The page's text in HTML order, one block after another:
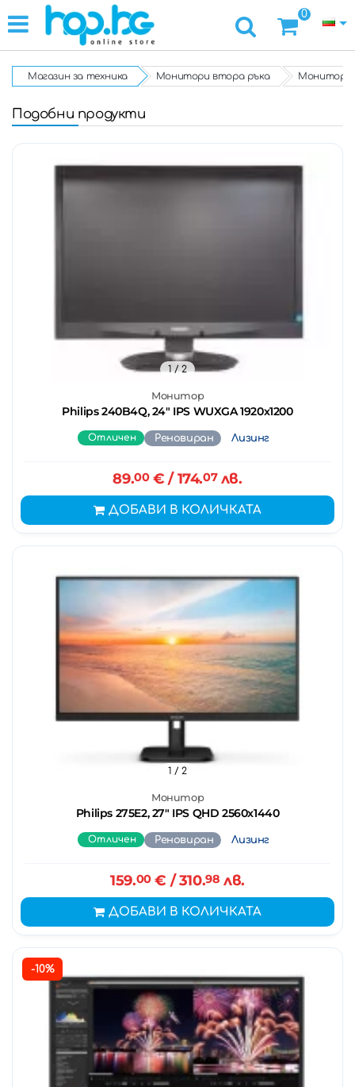
0
Магазин за техника Монитори втора ръка Монитор
Подобни продукти
Монитор
Philips 240B4Q, 24" IPS WUXGA 1920x1200
1 / 2
Отличен Реновиран Лизинг
89.00€ / 174.07лв.
ДОБАВИ В КОЛИЧКАТА
Монитор
Philips 275E2, 27" IPS QHD 2560x1440
1 / 2
Отличен Реновиран Лизинг
159.00€ / 310.98 лв.
ДОБАВИ В КОЛИЧКАТА
-10%